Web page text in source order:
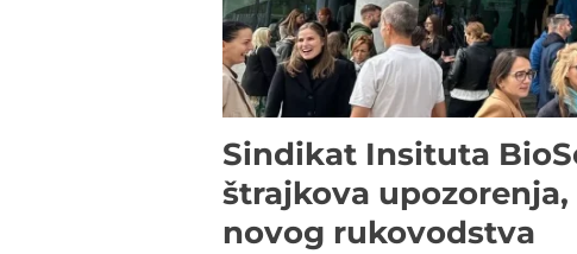
Sindikat Insituta
štrajkova
novog rukovodstva